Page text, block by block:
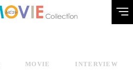
MOVIE INTERVIEW